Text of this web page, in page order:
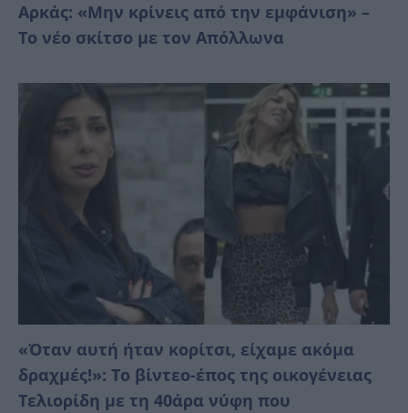
Αρκάς: «Μην κρίνεις από την εμφάνιση» –
Το νέο σκίτσο με τον Απόλλωνα
«Όταν αυτή ήταν κορίτσι, είχαμε ακόμα
δραχμές!»: Το βίντεο-έπος της οικογένειας
Τελιορίδη με τη 40άρα νύφη που